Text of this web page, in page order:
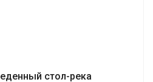
стол-река